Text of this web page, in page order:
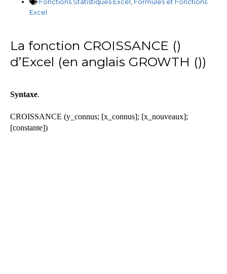
Fonctions Statistiques Excel , Formules et Fonctions
Excel
La fonction CROISSANCE ()
d’Excel (en anglais GROWTH ())
Syntaxe.
CROISSANCE (y_connus; [x_connus]; [x_nouveaux];
[constante])